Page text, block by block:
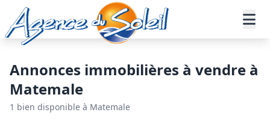
Aller au contenu principal
Accueil Annonces immobilières Vente
Annonces immobilières à vendre à
Matemale
1 bien disponible à Matemale